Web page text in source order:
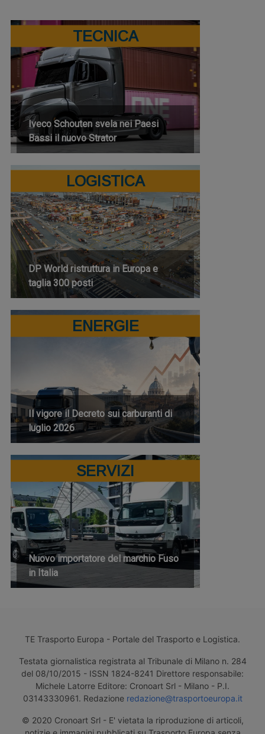
TECNICA
Iveco Schouten svela nei Paesi
Bassi il nuovo Strator
LOGISTICA
DP World ristruttura in Europa e
taglia 300 posti
ENERGIE
Il vigore il Decreto sui carburanti di
luglio 2026
SERVIZI
Nuovo importatore del marchio Fuso
in Italia
TE Trasporto Europa - Portale del Trasporto e Logistica.
Testata giornalistica registrata al Tribunale di Milano n. 284
del 08/10/2015 - ISSN 1824-8241 Direttore responsabile:
Michele Latorre Editore: Cronoart Srl - Milano - P.I.
03143330961. Redazione redazione@trasportoeuropa.it
© 2020 Cronoart Srl - E' vietata la riproduzione di articoli,